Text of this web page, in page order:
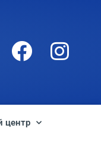
центр